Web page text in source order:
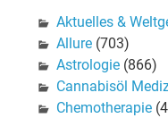
Aktuelles &
Allure(703)
Astrologie(866)
Cannabisöl
Chemotherapie